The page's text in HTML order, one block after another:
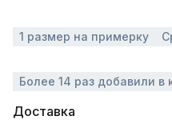
1 размер на примерку
Более 14 раз добавили в
Доставка